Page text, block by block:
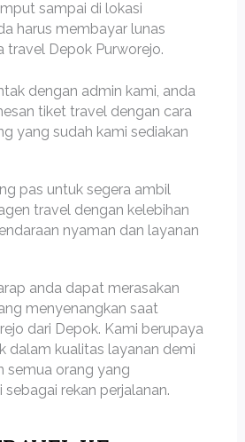
sampai di lokasi
harus membayar lunas
travel Depok Purworejo.
dengan admin kami, anda
tiket travel dengan cara
yang sudah kami sediakan
pas untuk segera ambil
travel dengan kelebihan
nyaman dan layanan
anda dapat merasakan
menyenangkan saat
dari Depok. Kami berupaya
dalam kualitas layanan demi
semua orang yang
rekan perjalanan.